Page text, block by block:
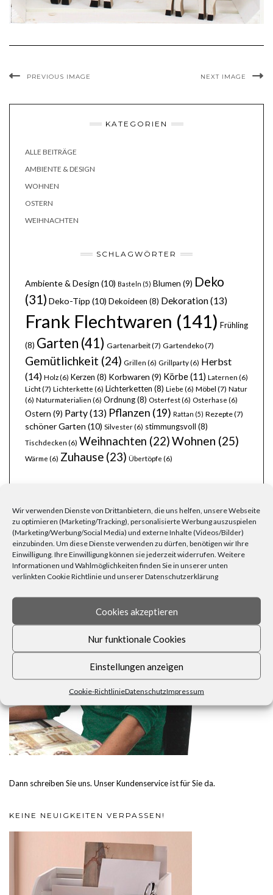
Wir verwenden Dienste von Drittanbietern, die uns helfen, unsere Webseite
zu optimieren (Marketing/Tracking), personalisierte Werbung auszuspielen
(Marketing/Werbung/Social Media) und externe Inhalte (Videos/Bilder)
einzubinden. Um diese Dienste verwenden zu dürfen, benötigen wir Ihre
Einwilligung. Ihre Einwilligung können sie jederzeit widerrufen. Weitere
Informationen und Wahlmöglichkeiten finden Sie in unserer unten
verlinkten Cookie Richtlinie und unserer Datenschutzerklärung
Cookies akzeptieren
Nur funktionale Cookies
Einstellungen anzeigen
Cookie-RichtlinieDatenschutzImpressum
PREVIOUS IMAGE NEXT IMAGE
KATEGORIEN
ALLE BEITRÄGE
AMBIENTE & DESIGN
WOHNEN
OSTERN
WEIHNACHTEN
SCHLAGWÖRTER
Ambiente & Design (10) Basteln (5) Blumen (9) Deko
(31) Deko-Tipp (10) Dekoideen (8) Dekoration(13)
Frank Flechtwaren (141) Frühling
(8) Garten (41) Gartenarbeit(7) Gartendeko(7)
Gemütlichkeit (24) Grillen (6) Grillparty(6) Herbst
(14) Holz(6) Kerzen (8) Korbwaren (9) Körbe(11) Laternen (6)
Licht(7) Lichterkette (6) Lichterketten (8) Liebe (6) Möbel (7) Natur
(6) Naturmaterialien (6) Ordnung(8) Osterfest(6) Osterhase (6)
Ostern (9) Party(13) Pflanzen (19) Rattan (5) Rezepte(7)
schöner Garten (10) Silvester(6) stimmungsvoll (8)
Tischdecken (6) Weihnachten (22)Wohnen (25)
Wärme (6) Zuhause (23) Übertöpfe (6)
FRAGEN, ANREGUNGEN, WÜNSCHE?
Dann schreiben Sie uns. Unser Kundenservice ist für Sie da.
KEINE NEUIGKEITEN VERPASSEN!